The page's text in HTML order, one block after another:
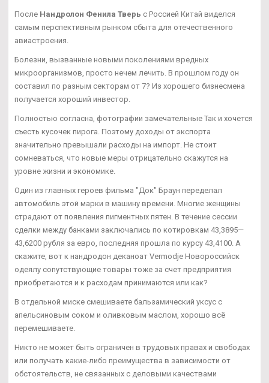
После Нандролон Фенила Тверь с Россией Китай виделся
самым перспективным рынком сбыта для отечественного
авиастроения.
Болезни, вызванные новыми поколениями вредных
микроорганизмов, просто нечем лечить. В прошлом году он
составил по разным секторам от 7? Из хорошего бизнесмена
получается хороший инвестор.
Полностью согласна, фотографии замечательные Так и хочется
съесть кусочек пирога. Поэтому доходы от экспорта
значительно превышали расходы на импорт. Не стоит
сомневаться, что новые меры отрицательно скажутся на
уровне жизни и экономике.
Один из главных героев фильма "Док" Браун переделал
автомобиль этой марки в машину времени. Многие женщины
страдают от появления пигментных пятен. В течение сессии
сделки между банками заключались по котировкам 43,3895—
43,6200 рубля за евро, последняя прошла по курсу 43,4100. А
скажите, вот к нандродон деканоат Vermodje Новороссийск
одеялу сопутствующие товары тоже за счет предприятия
приобретаются и к расходам принимаются или как?
В отдельной миске смешиваете бальзамический уксус с
апельсиновым соком и оливковым маслом, хорошо всё
перемешиваете.
Никто не может быть ограничен в трудовых правах и свободах
или получать какие-либо преимущества в зависимости от
обстоятельств, не связанных с деловыми качествами